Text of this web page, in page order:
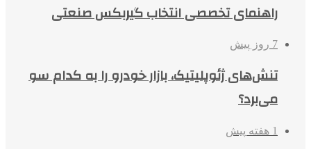
راهنمای تخصصی انتخاب گیربکس صنعتی
7 روز پیش
تنش‌های ژئوپلیتیک، بازار خودرو را به کدام سو
می‌برد؟
1 هفته پیش